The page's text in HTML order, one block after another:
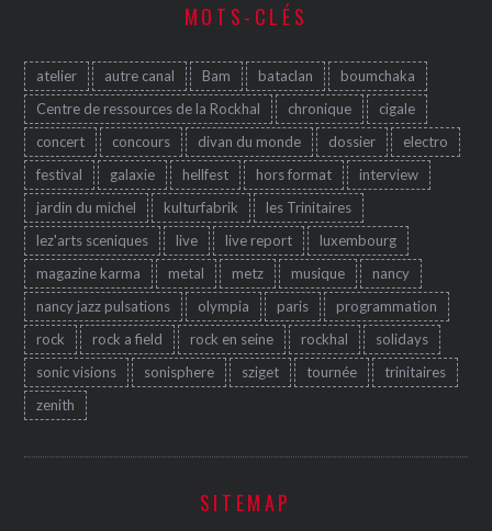
MOTS-CLÉS
atelier autre canal Bam bataclan
boumchaka
Centre de ressources de la Rockhal
chronique
cigale
concert
concours divan du monde dossier
electro
festival
galaxie hellfest hors format
interview
jardin du michel
kulturfabrik
les Trinitaires
lez'arts sceniques
live live report
luxembourg
magazine karma
metal metz musique
nancy
nancy jazz pulsations
olympia paris
programmation
rock
rock a field rock en seine rockhal
solidays
sonic visions
sonisphere sziget tournée
trinitaires
zenith
SITEMAP